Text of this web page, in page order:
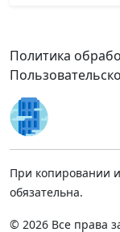
Политика
При копировании
обязательна.
© 2026 Все права